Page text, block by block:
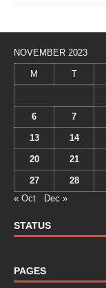
NOVEMBER 2023
M T
6 7
13 14
20 21
27 28
« Oct
Dec »
STATUS
PAGES